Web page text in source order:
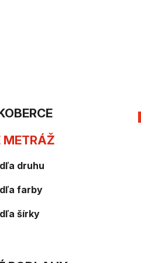
METRÁŽ
druhu
farby
šírky